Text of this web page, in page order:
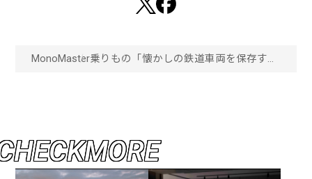
MonoMaster乗りもの 「懐かしの鉄道車両を保存する
HECKMORE